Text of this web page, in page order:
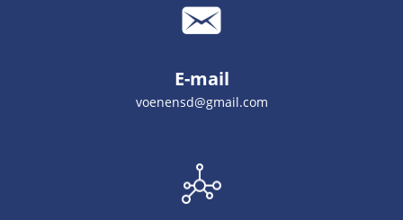
E-mail
voenensd@gmail.com